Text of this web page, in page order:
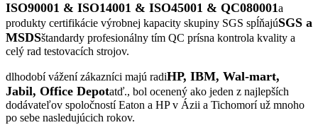
ISO90001 & ISO14001 & ISO45001 & QC080001a
produkty certifikácie výrobnej kapacity skupiny SGS spĺňajúSGS a
MSDSštandardy profesionálny tím QC prísna kontrola kvality a
celý rad testovacích strojov.
dlhodobí vážení zákazníci majú radiHP, IBM, Wal-mart,
Jabil, Office Depotatď., bol ocenený ako jeden z najlepších
dodávateľov spoločností Eaton a HP v Ázii a Tichomorí už mnoho
po sebe nasledujúcich rokov.